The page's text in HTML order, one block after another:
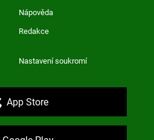
Nápověda
Redakce
Nastavení soukromí
App Store